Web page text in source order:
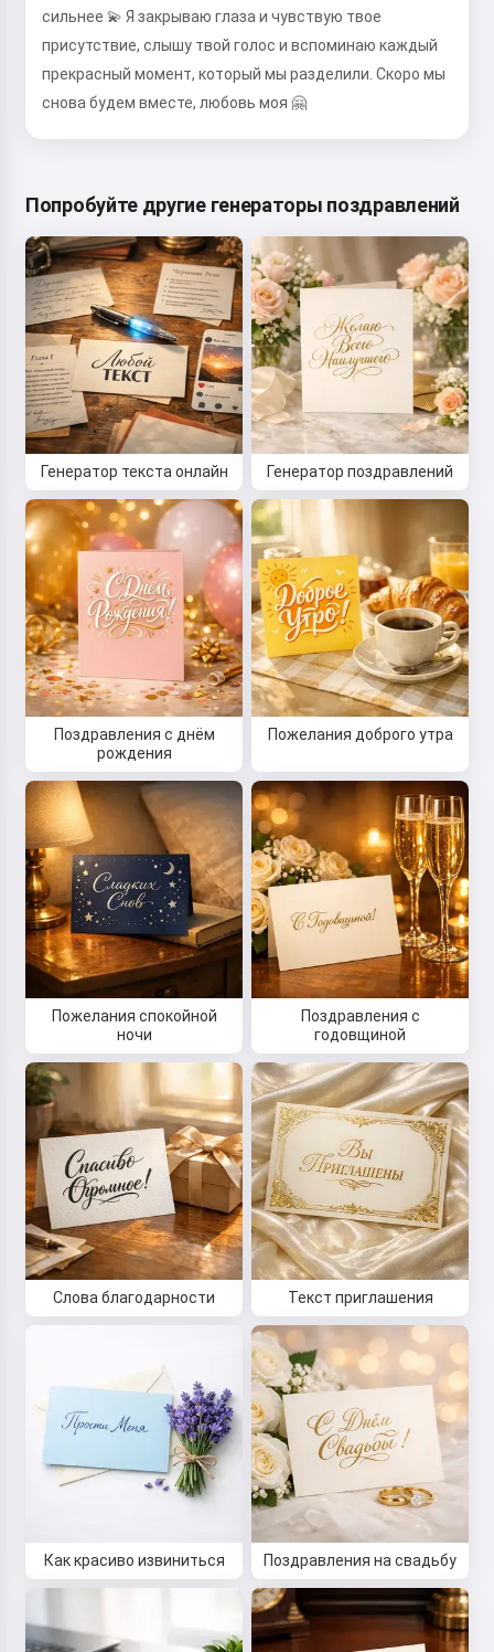
сильнее 💫 Я закрываю глаза и чувствую твое
присутствие, слышу твой голос и вспоминаю каждый
прекрасный момент, который мы разделили. Скоро мы
снова будем вместе, любовь моя 🤗
Попробуйте другие генераторы поздравлений
Генератор текста онлайн Генератор поздравлений
Поздравления с днём
рождения
Пожелания доброго утра
Пожелания спокойной
ночи
Поздравления с
годовщиной
Слова благодарности Текст приглашения
Как красиво извиниться Поздравления на свадьбу